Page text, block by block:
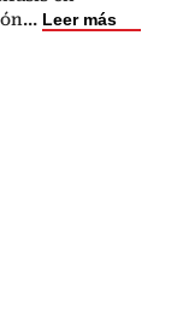
... Leer más